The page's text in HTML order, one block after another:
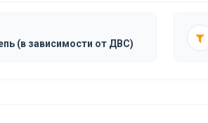
(в зависимости от ДВС)